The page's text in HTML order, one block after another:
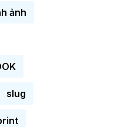
ảnh
slug